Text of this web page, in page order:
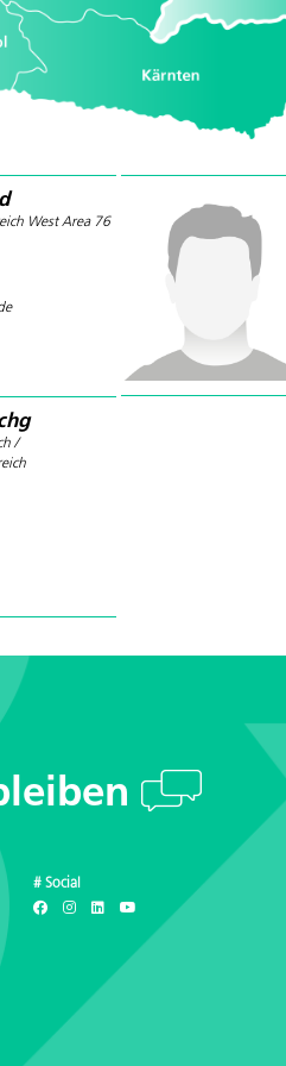
West Area 76
/
# Social